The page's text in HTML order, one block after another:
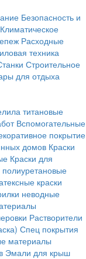
Безопасность и
Климатическое
Расходные
техника
Строительное
для отдыха
титановые
Вспомогательные
покрытие
домов Краски
Краски для
полиуретановые
краски
неводные
Растворители
Спец покрытия
материалы
Эмали для крыш